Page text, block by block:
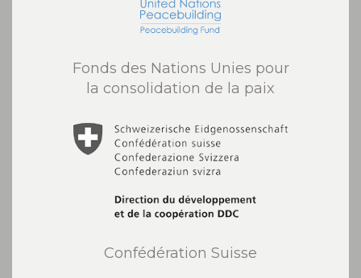
Fonds des Nations Unies pour
la consolidation de la paix
Confédération Suisse